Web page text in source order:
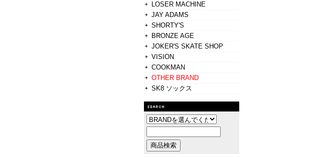
LOSER MACHINE
JAY ADAMS
SHORTY'S
BRONZE AGE
JOKER'S SKATE SHOP
VISION
COOKMAN
OTHER BRAND
SK8 ソックス